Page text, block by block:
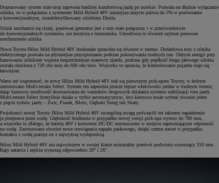
Dopracowany system start-stop zapewnia bardziej komfortową jazdę po mieście. Pozwala na dłuższe wyłączanie
silnika, co w połączeniu z systemem Mild Hybrid 48V zmniejsza zużycie paliwa do 5% w porównaniu
z konwencjonalnym, niezelektryfikowany silnikiem Diesla.
Silnik uruchamia się ciszej, ponieważ generator jest z nim stale połączony i w przeciwieństwie
do konwencjonalnych systemów, nie korzysta z rozrusznika. Umożliwia to również szybsze ponowne
uruchomienie silnika.
Nowa Toyota Hilux Mild Hybrid 48V doskonale sprawdza się również w terenie. Dodatkowa moc z silnika
elektrycznego pozwala na płynniejsze przyspieszanie podczas pokonywania trudnych tras. Odzysk energii przy
hamowaniu silnikiem wspiera bezpieczniejsze manewry zjazdu, podczas gdy prędkość biegu jałowego silnika
została obniżona z 720 obr./min do 600 obr./min. Wszystko to sprawia, że kontrolowanie pojazdu staje się
łatwiejsze.
Warto też wspomnieć, że nowy Hilux Mild Hybrid 48V stał się pierwszym pick-upem Toyoty, w którym
zastosowano Multi-terrain Select. System ten zapewnia jeszcze lepsze właściwości jezdne w trudnym terenie,
dając kierowcy możliwość dostosowania do warunków drogowych działania systemu stabilizacji toru jazdy.
Multi-terrain Select domyślnie działa w trybie automatycznym, lecz kierowca może wybrać również jeden
z pięciu trybów jazdy – Żwir, Piasek, Błoto, Głęboki Śnieg lub Skały.
Projektanci nowej Toyoty Hilux Mild Hybrid 48V szczególną uwagę poświęcili też takiemu zagadnieniu
ja przeprawa przez wodę. Głębokość brodzenia w przypadku nowej wersji pick-upa wynosi do 700 mm,
a wszystko to dlatego, że baterię 48V i konwerter DC/DC umieszczono w miejscu zapewniającym odporność
na wodę. Zastosowano również nowe rozwiązania napędu paskowego, dzięki czemu nawet w przypadku
kontaktu z wodą pracuje on z najwyższą wydajnością.
Hilux Mild Hybrid 48V ma najwyższym w swojej klasie minimalny prześwit podwozia wynoszący 310 mm.
Kąty natarcia i zejścia wynoszą odpowiednio 29° i 26°.